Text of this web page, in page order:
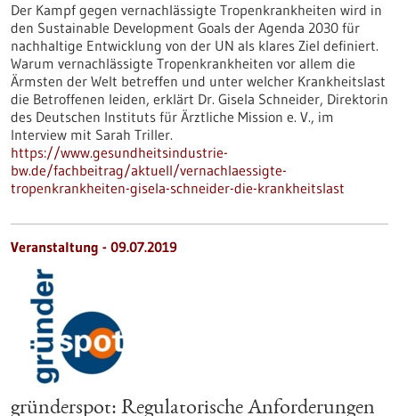
Der Kampf gegen vernachlässigte Tropenkrankheiten wird in
den Sustainable Development Goals der Agenda 2030 für
nachhaltige Entwicklung von der UN als klares Ziel definiert.
Warum vernachlässigte Tropenkrankheiten vor allem die
Ärmsten der Welt betreffen und unter welcher Krankheitslast
die Betroffenen leiden, erklärt Dr. Gisela Schneider, Direktorin
des Deutschen Instituts für Ärztliche Mission e. V., im
Interview mit Sarah Triller.
https://www.gesundheitsindustrie-
bw.de/fachbeitrag/aktuell/vernachlaessigte-
tropenkrankheiten-gisela-schneider-die-krankheitslast
Veranstaltung - 09.07.2019
gründerspot: Regulatorische Anforderungen